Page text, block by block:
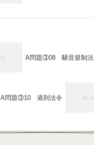
A問題③08 騒音規制法
A問題③10 港則法令